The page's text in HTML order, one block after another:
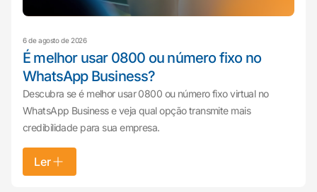
6 de agosto de 2026
É melhor usar 0800 ou número fixo no
WhatsApp Business?
Descubra se é melhor usar 0800 ou número fixo virtual no
WhatsApp Business e veja qual opção transmite mais
credibilidade para sua empresa.
Ler